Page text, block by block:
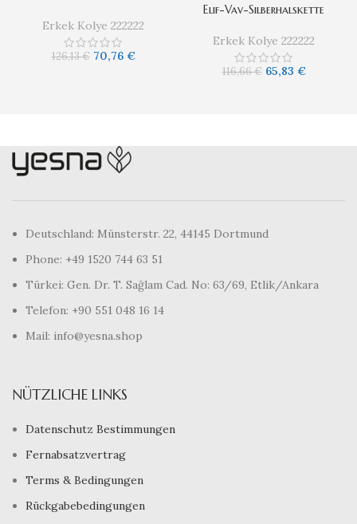
Erkek Kolye 222222
126,13€ 70,76 €
Elif-Vav-Silberhalskette
Erkek Kolye 222222
116,66€ 65,83 €
Deutschland: Münsterstr. 22, 44145 Dortmund
Phone: +49 1520 744 63 51
Türkei: Gen. Dr. T. Sağlam Cad. No: 63/69, Etlik/Ankara
Telefon: +90 551 048 16 14
Mail: info@yesna.shop
NÜTZLICHE LINKS
Datenschutz Bestimmungen
Fernabsatzvertrag
Terms & Bedingungen
Rückgabebedingungen